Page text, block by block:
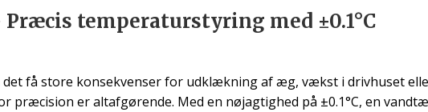
temperaturstyring med ±0.1°C
få store konsekvenser for udklækning af æg, vækst i drivhuset
præcision er altafgørende. Med en nøjagtighed på ±0.1°C, en